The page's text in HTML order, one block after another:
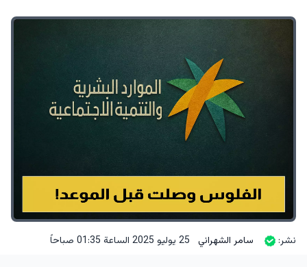
نشر: سامر الشهراني 25 يوليو 2025 الساعة 01:35 صباحاً